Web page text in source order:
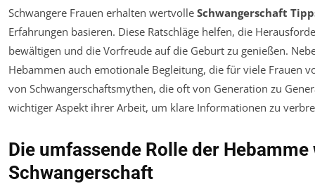
Schwangere Frauen erhalten wertvolle Schwangerschaft
Erfahrungen basieren. Diese Ratschläge helfen, die
bewältigen und die Vorfreude auf die Geburt zu genießen.
Hebammen auch emotionale Begleitung, die für viele Frauen
von Schwangerschaftsmythen, die oft von Generation zu
wichtiger Aspekt ihrer Arbeit, um klare Informationen zu
Die umfassende Rolle der
Schwangerschaft